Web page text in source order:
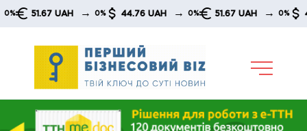
Skip
51.67 UAH → 0% 44.76 UAH → 0% 51.67 UAH → 0%